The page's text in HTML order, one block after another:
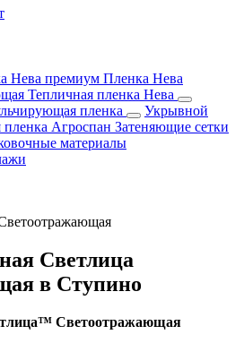
Нева премиум Пленка Нева
Тепличная пленка Нева
пленка
Укрывной
Агроспан Затеняющие сетки
материалы
Светлица
в Ступино
™ Светоотражающая